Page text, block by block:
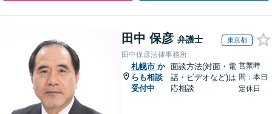
田中 保彦 弁護士 東京都
田中保彦法律事務所
札幌市 か
らも相談
受付中
面談方法(対面・電
話・ビデオなど)は
応相談
営業時
間：本日
定休日